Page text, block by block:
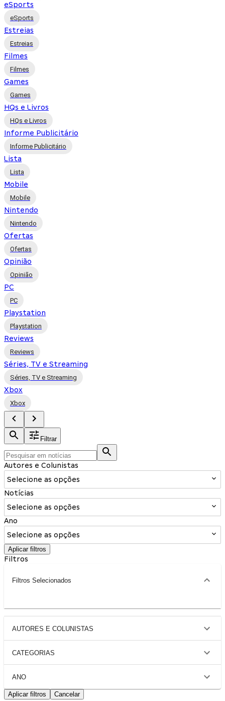
eSports
eSports
Estreias
Estreias
Filmes
Filmes
Games
Games
HQs e Livros
HQs e Livros
Informe Publicitário
Informe Publicitário
Lista
Lista
Mobile
Mobile
Nintendo
Nintendo
Ofertas
Ofertas
Opinião
Opinião
PC
PC
Playstation
Playstation
Reviews
Reviews
Séries, TV e Streaming
Séries, TV e Streaming
Xbox
Xbox
Filtrar
Autores e Colunistas
Selecione as opções
Notícias
Selecione as opções
Ano
Selecione as opções
Aplicar filtros
Filtros
Filtros Selecionados
AUTORES E COLUNISTAS
CATEGORIAS
ANO
Aplicar filtros Cancelar